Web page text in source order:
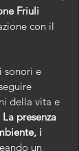
Friuli
con il
sonori e
della vita e
La presenza
i
un